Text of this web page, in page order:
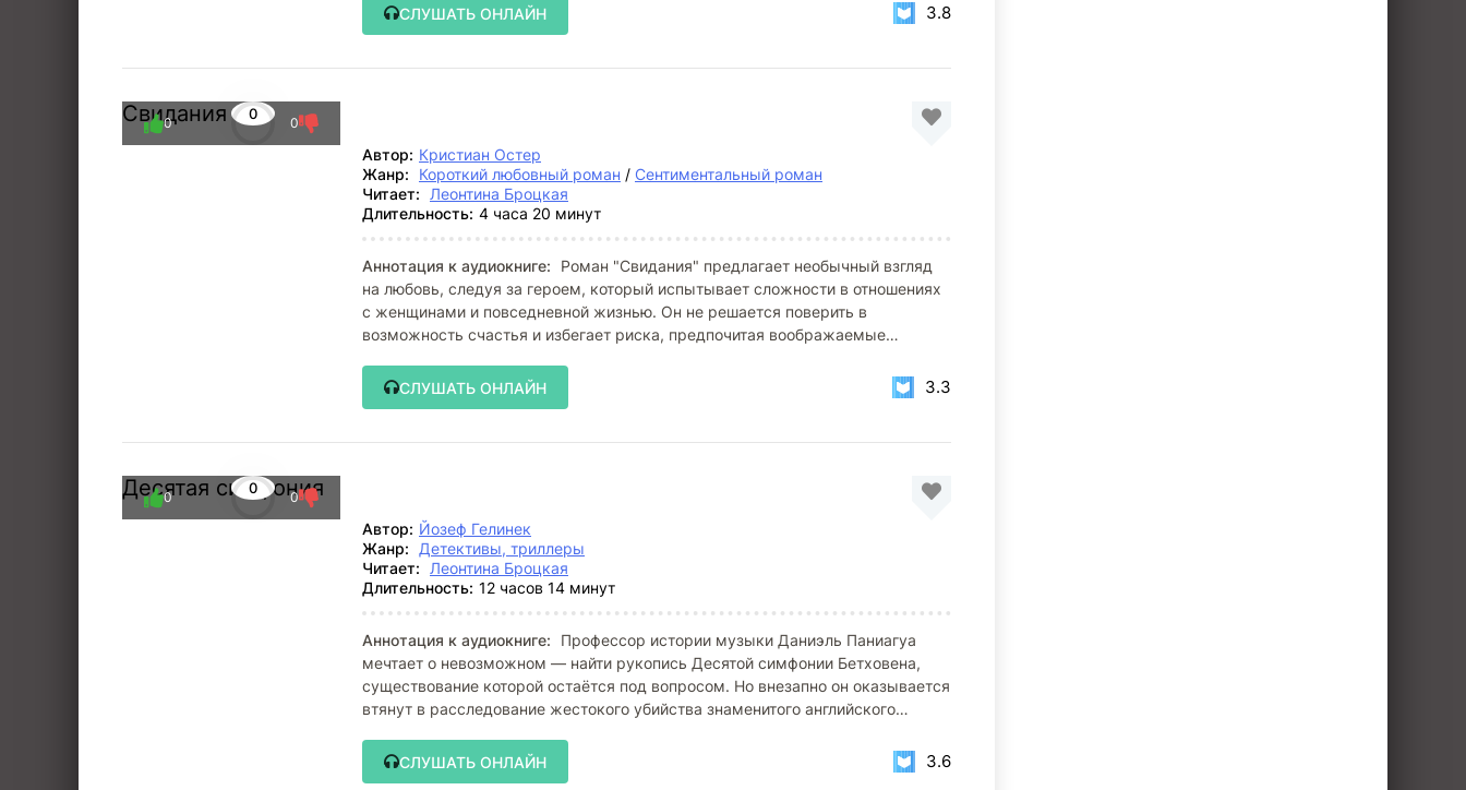
СЛУШАТЬ ОНЛАЙН
3.8
Свидания 0
0 0
Автор: Кристиан Остер
Жанр:
Короткий любовный роман / Сентиментальный роман
Читает:
Леонтина Броцкая
Длительность: 4 часа 20 минут
Аннотация к аудиокниге:
Роман "Свидания" предлагает необычный взгляд
на любовь, следуя за героем, который испытывает сложности в отношениях
с женщинами и повседневной жизнью. Он не решается поверить в
возможность счастья и избегает риска, предпочитая воображаемые
СЛУШАТЬ ОНЛАЙН
3.3
Десятая симфония
0
0 0
Автор: Йозеф Гелинек
Жанр:
Детективы, триллеры
Читает:
Леонтина Броцкая
Длительность: 12 часов 14 минут
Аннотация к аудиокниге:
Профессор истории музыки Даниэль Паниагуа
мечтает о невозможном — найти рукопись Десятой симфонии Бетховена,
существование которой остаётся под вопросом. Но внезапно он оказывается
втянут в расследование жестокого убийства знаменитого английского
СЛУШАТЬ ОНЛАЙН
3.6